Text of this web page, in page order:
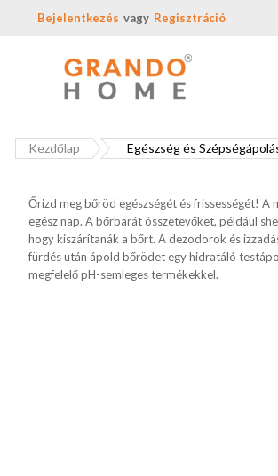
Bejelentkezés Regisztráció
Kezdőlap Egészség és
Őrizd meg bőröd egészségét és frissességét!
egész nap. A bőrbarát összetevőket, például
hogy kiszárítanák a bőrt. A dezodorok és
fürdés után ápold bőrödet egy hidratáló
megfelelő pH-semleges termékekkel.